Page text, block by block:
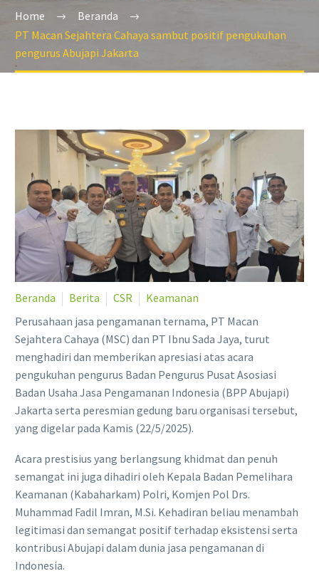
Home
Beranda
PT Macan Sejahtera Cahaya sambut positif pengukuhan
pengurus Abujapi Jakarta
Beranda Berita CSR
Keamanan
Perusahaan jasa pengamanan ternama, PT Macan
Sejahtera Cahaya (MSC) dan PT Ibnu Sada Jaya, turut
menghadiri dan memberikan apresiasi atas acara
pengukuhan pengurus Badan Pengurus Pusat Asosiasi
Badan Usaha Jasa Pengamanan Indonesia (BPP Abujapi)
Jakarta serta peresmian gedung baru organisasi tersebut,
yang digelar pada Kamis (22/5/2025).
Acara prestisius yang berlangsung khidmat dan penuh
semangat ini juga dihadiri oleh Kepala Badan Pemelihara
Keamanan (Kabaharkam) Polri, Komjen Pol Drs.
Muhammad Fadil Imran, M.Si. Kehadiran beliau menambah
legitimasi dan semangat positif terhadap eksistensi serta
kontribusi Abujapi dalam dunia jasa pengamanan di
Indonesia.